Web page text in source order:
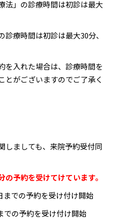
法」の診療時間は初診は最大
診療時間は初診は最大30分、
入れた場合は、診療時間を
とがございますのでご了承く
しましても、来院予約受付同
予約を受けてけています。
までの予約を受け付け開始
での予約を受け付け開始